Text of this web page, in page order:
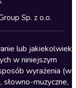
Sp. z o.o.
lub jakiekolwiek
w niniejszym
wyrażenia (w
słowno-muzyczne,